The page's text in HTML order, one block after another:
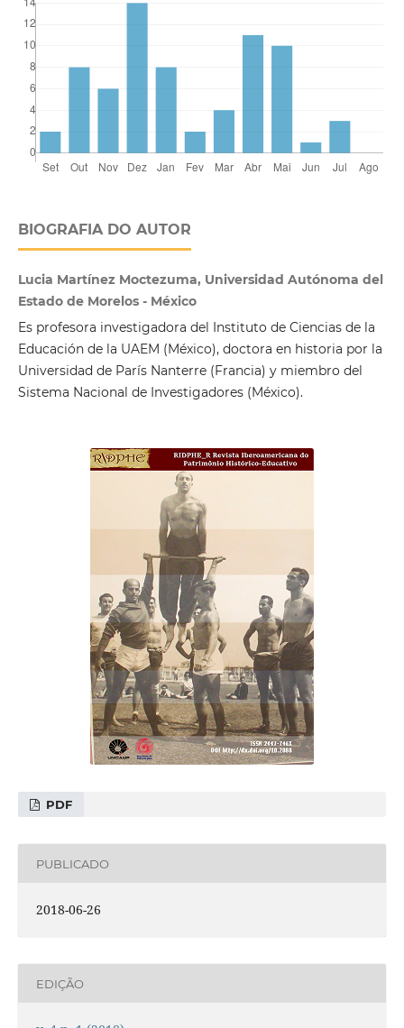
BIOGRAFIA DO AUTOR
Lucia Martínez Moctezuma, Universidad Autónoma del
Estado de Morelos - México
Es profesora investigadora del Instituto de Ciencias de la
Educación de la UAEM (México), doctora en historia por la
Universidad de París Nanterre (Francia) y miembro del
Sistema Nacional de Investigadores (México).
PDF
PUBLICADO
2018-06-26
EDIÇÃO